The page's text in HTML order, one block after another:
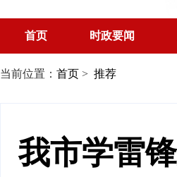
首页 时政要闻
当前位置： 首页 > 推荐
我市学雷